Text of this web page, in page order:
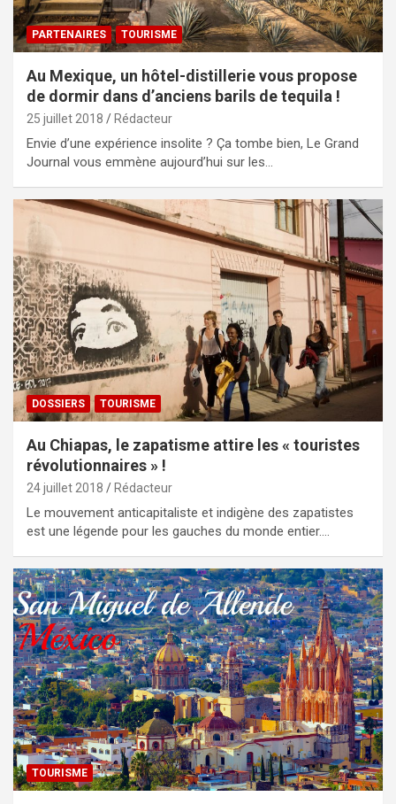
PARTENAIRES TOURISME
Au Mexique, un hôtel-distillerie vous propose
de dormir dans d’anciens barils de tequila !
25 juillet 2018 Rédacteur
Envie d’une expérience insolite ? Ça tombe bien, Le Grand
Journal vous emmène aujourd’hui sur les…
DOSSIERS TOURISME
Au Chiapas, le zapatisme attire les « touristes
révolutionnaires » !
24 juillet 2018 Rédacteur
Le mouvement anticapitaliste et indigène des zapatistes
est une légende pour les gauches du monde entier.…
TOURISME